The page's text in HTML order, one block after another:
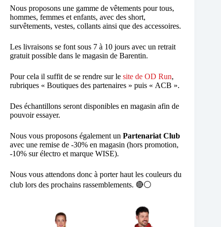
Nous proposons une gamme de vêtements pour tous,
hommes, femmes et enfants, avec des short,
survêtements, vestes, collants ainsi que des accessoires.
Les livraisons se font sous 7 à 10 jours avec un retrait
gratuit possible dans le magasin de Barentin.
Pour cela il suffit de se rendre sur le site de OD Run,
rubriques « Boutiques des partenaires » puis « ACB ».
Des échantillons seront disponibles en magasin afin de
pouvoir essayer.
Nous vous proposons également un Partenariat Club
avec une remise de -30% en magasin (hors promotion,
-10% sur électro et marque WISE).
Nous vous attendons donc à porter haut les couleurs du
club lors des prochains rassemblements. 🔴​⚪​